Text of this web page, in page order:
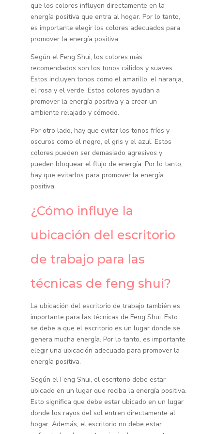
que los colores influyen directamente en la
energía positiva que entra al hogar. Por lo tanto,
es importante elegir los colores adecuados para
promover la energía positiva.
Según el Feng Shui, los colores más
recomendados son los tonos cálidos y suaves.
Estos incluyen tonos como el amarillo, el naranja,
el rosa y el verde. Estos colores ayudan a
promover la energía positiva y a crear un
ambiente relajado y cómodo.
Por otro lado, hay que evitar los tonos fríos y
oscuros como el negro, el gris y el azul. Estos
colores pueden ser demasiado agresivos y
pueden bloquear el flujo de energía. Por lo tanto,
hay que evitarlos para promover la energía
positiva.
¿Cómo influye la
ubicación del escritorio
de trabajo para las
técnicas de feng shui?
La ubicación del escritorio de trabajo también es
importante para las técnicas de Feng Shui. Esto
se debe a que el escritorio es un lugar donde se
genera mucha energía. Por lo tanto, es importante
elegir una ubicación adecuada para promover la
energía positiva.
Según el Feng Shui, el escritorio debe estar
ubicado en un lugar que reciba la energía positiva.
Esto significa que debe estar ubicado en un lugar
donde los rayos del sol entren directamente al
hogar. Además, el escritorio no debe estar